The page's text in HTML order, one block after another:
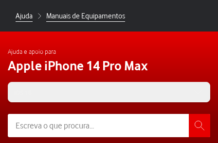
Ajuda Manuais de Equipamentos
Ajuda e apoio para
Apple iPhone 14 Pro Max